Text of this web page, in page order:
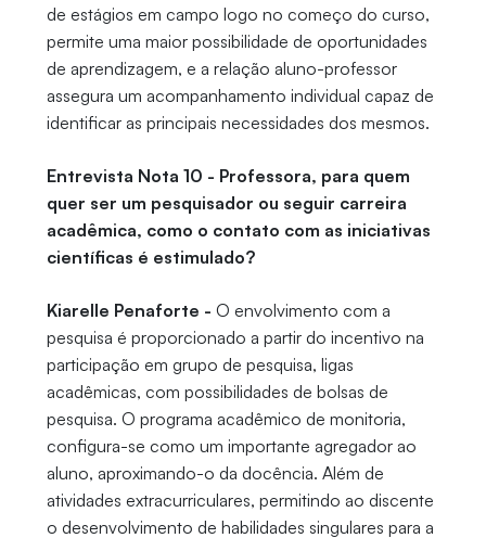
de estágios em campo logo no começo do curso,
permite uma maior possibilidade de oportunidades
de aprendizagem, e a relação aluno-professor
assegura um acompanhamento individual capaz de
identificar as principais necessidades dos mesmos.
Entrevista Nota 10 - Professora, para quem
quer ser um pesquisador ou seguir carreira
acadêmica, como o contato com as iniciativas
científicas é estimulado?
Kiarelle Penaforte - O envolvimento com a
pesquisa é proporcionado a partir do incentivo na
participação em grupo de pesquisa, ligas
acadêmicas, com possibilidades de bolsas de
pesquisa. O programa acadêmico de monitoria,
configura-se como um importante agregador ao
aluno, aproximando-o da docência. Além de
atividades extracurriculares, permitindo ao discente
o desenvolvimento de habilidades singulares para a